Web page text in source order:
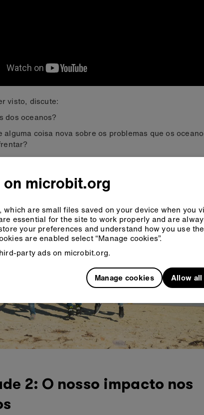
visto, discute:
dos oceanos?
alguma coisa nova sobre os problemas que os
coisas está relacionada com a tua própria vida?
2: O nosso impacto nos
microbit.org
which are small files saved on your device when you
essential for the site to work properly and are
your preferences and understand how you use
are enabled select “Manage cookies”.
party ads on microbit.org.
Manage cookies Allow